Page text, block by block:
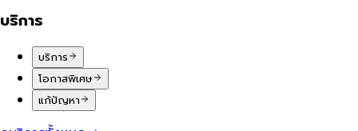
บริการ
บริการ
โอกาสพิเศษ
แก้ปัญหา